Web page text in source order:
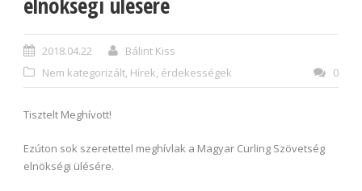
2018.04.22
Bálint Kiss
Nem kategorizált, Hírek, érdekességek 0
Tisztelt Meghívott!
Ezúton sok szeretettel meghívlak a Magyar Curling Szövetség
elnökségi ülésére.